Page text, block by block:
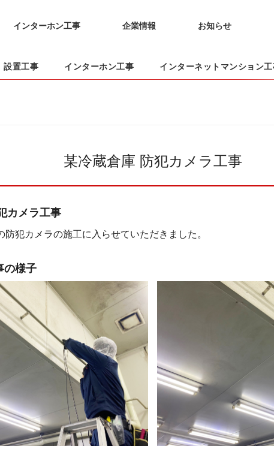
インターホン工事 企業情報 お知らせ
設置工事 インターホン工事 インターネットマンション
某冷蔵倉庫 防犯カメラ工事
カメラ工事
防犯カメラの施工に入らせていただきました。
の様子